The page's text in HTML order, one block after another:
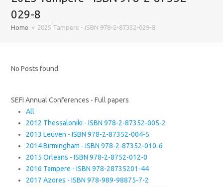
029-8
Home » 2025 Tampere - ISBN 978-2-87352-029-8
No Posts found.
SEFI Annual Conferences - Full papers
All
2012 Thessaloniki - ISBN 978-2-87352-005-2
2013 Leuven - ISBN 978-2-87352-004-5
2014 Birmingham - ISBN 978-2-87352-010-6
2015 Orleans - ISBN 978-2-8752-012-0
2016 Tampere - ISBN 978-28735201-44
2017 Azores - ISBN 978-989-98875-7-2